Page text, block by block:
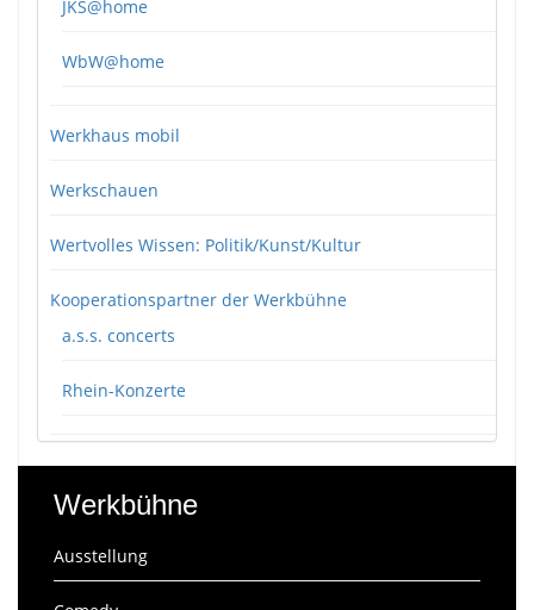
JKS@home
WbW@home
Werkhaus mobil
Werkschauen
Wertvolles Wissen: Politik/Kunst/Kultur
Kooperationspartner der Werkbühne
a.s.s. concerts
Rhein-Konzerte
Werkbühne
Ausstellung